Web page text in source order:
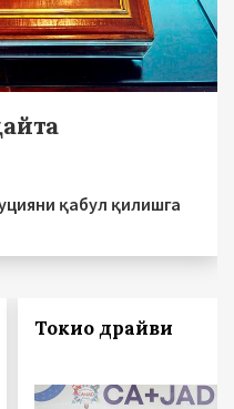
қабул қилишга
Токио драйви